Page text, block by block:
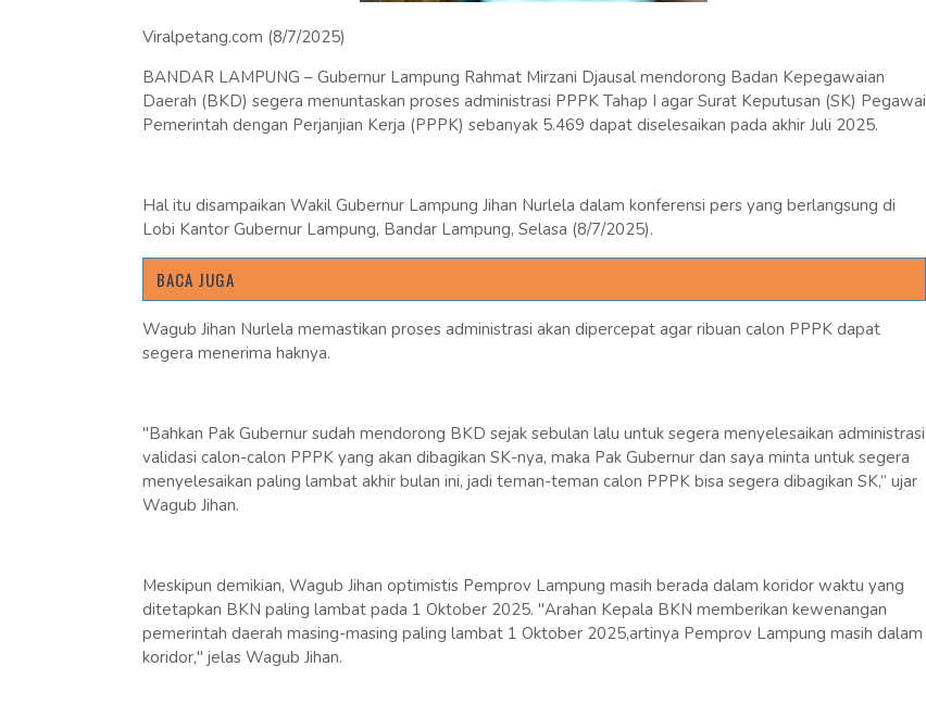
Viralpetang.com (8/7/2025)
BANDAR LAMPUNG – Gubernur Lampung Rahmat Mirzani Djausal mendorong Badan Kepegawaian
Daerah (BKD) segera menuntaskan proses administrasi PPPK Tahap I agar Surat Keputusan (SK) Pegawai
Pemerintah dengan Perjanjian Kerja (PPPK) sebanyak 5.469 dapat diselesaikan pada akhir Juli 2025.
Hal itu disampaikan Wakil Gubernur Lampung Jihan Nurlela dalam konferensi pers yang berlangsung di
Lobi Kantor Gubernur Lampung, Bandar Lampung, Selasa (8/7/2025).
BACA JUGA
Wagub Jihan Nurlela memastikan proses administrasi akan dipercepat agar ribuan calon PPPK dapat
segera menerima haknya.
"Bahkan Pak Gubernur sudah mendorong BKD sejak sebulan lalu untuk segera menyelesaikan administrasi
validasi calon-calon PPPK yang akan dibagikan SK-nya, maka Pak Gubernur dan saya minta untuk segera
menyelesaikan paling lambat akhir bulan ini, jadi teman-teman calon PPPK bisa segera dibagikan SK,” ujar
Wagub Jihan.
Meskipun demikian, Wagub Jihan optimistis Pemprov Lampung masih berada dalam koridor waktu yang
ditetapkan BKN paling lambat pada 1 Oktober 2025. "Arahan Kepala BKN memberikan kewenangan
pemerintah daerah masing-masing paling lambat 1 Oktober 2025,artinya Pemprov Lampung masih dalam
koridor," jelas Wagub Jihan.